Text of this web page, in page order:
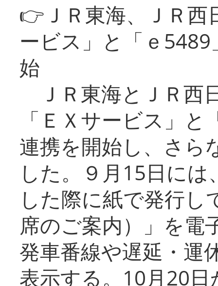
👉ＪＲ東海、ＪＲ
ービス」と「ｅ
始
ＪＲ東海とＪＲ西
「ＥＸサービス」
連携を開始し、さら
した。９月15日に
した際に紙で発行し
席のご案内）」を電
発車番線や遅延・運
表示する。10月20